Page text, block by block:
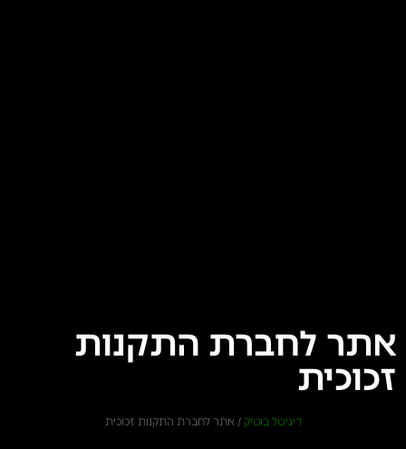
אתר לחברת התקנות
זכוכית
דיגיטל בוטיק/ אתר לחברת התקנות זכוכית